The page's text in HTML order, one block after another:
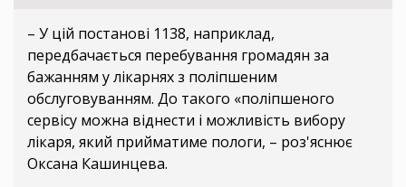
– У цій постанові 1138, наприклад,
передбачається перебування громадян за
бажанням у лікарнях з поліпшеним
обслуговуванням. До такого «поліпшеного
сервісу можна віднести і можливість вибору
лікаря, який прийматиме пологи, – роз'яснює
Оксана Кашинцева.